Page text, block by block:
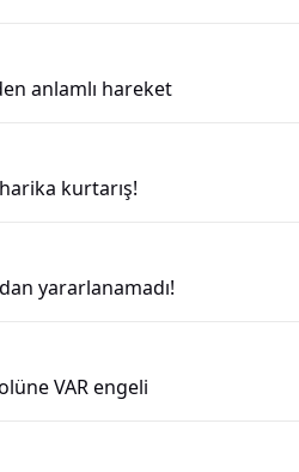
anlamlı hareket
kurtarış!
yararlanamadı!
VAR engeli